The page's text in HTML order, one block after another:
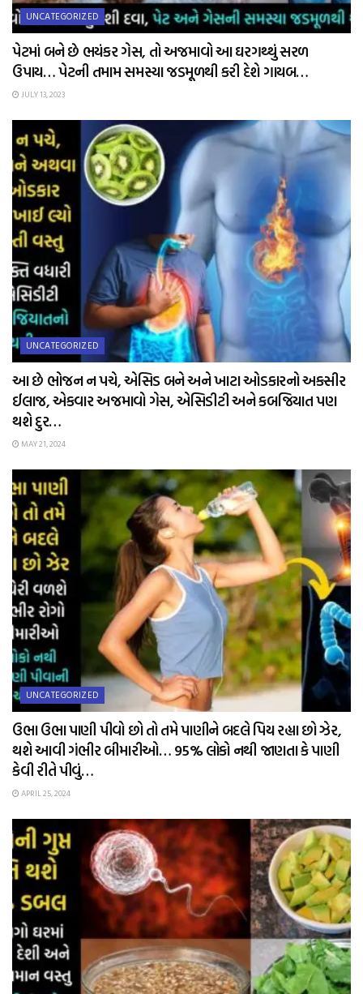
UNCATEGORIZED
પેટમાં બને છે ભયંકર ગેસ, તો અજમાવો આ ઘરગથ્થું સરળ
ઉપાય… પેટની તમામ સમસ્યા જડમૂળથી કરી દેશે ગાયબ…
JULY 13, 2023
UNCATEGORIZED
આ છે ભોજન ન પચે, એસિડ બને અને ખાટા ઓડકારનો અકસીર
ઈલાજ, એકવાર અજમાવો ગેસ, એસિડીટી અને કબજિયાત પણ
થશે દુર…
MAY 21, 2024
UNCATEGORIZED
ઉભા ઉભા પાણી પીવો છો તો તમે પાણીને બદલે પિય રહ્યા છો ઝેર,
થશે આવી ગંભીર બીમારીઓ… 95% લોકો નથી જાણતા કે પાણી
કેવી રીતે પીવું…
APRIL 25, 2024